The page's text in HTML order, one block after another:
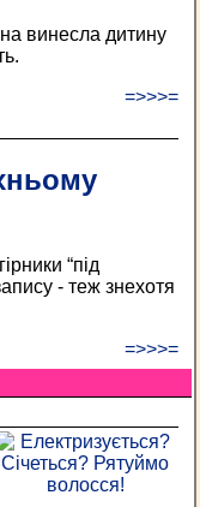
винесла дитину
=>>>=
“під
- теж знехотя
=>>>=